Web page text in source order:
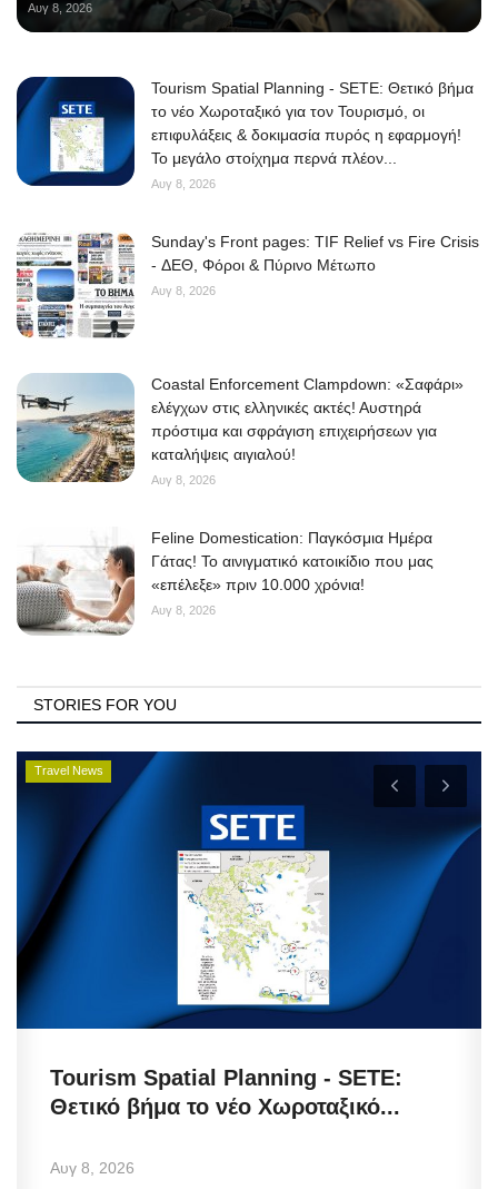
Αυγ 8, 2026
Tourism Spatial Planning - SETE: Θετικό βήμα
το νέο Χωροταξικό για τον Τουρισμό, οι
επιφυλάξεις & δοκιμασία πυρός η εφαρμογή!
Το μεγάλο στοίχημα περνά πλέον...
Αυγ 8, 2026
Sunday's Front pages: TIF Relief vs Fire Crisis
- ΔΕΘ, Φόροι & Πύρινο Μέτωπο
Αυγ 8, 2026
Coastal Enforcement Clampdown: «Σαφάρι»
ελέγχων στις ελληνικές ακτές! Αυστηρά
πρόστιμα και σφράγιση επιχειρήσεων για
καταλήψεις αιγιαλού!
Αυγ 8, 2026
Feline Domestication: Παγκόσμια Ημέρα
Γάτας! Το αινιγματικό κατοικίδιο που μας
«επέλεξε» πριν 10.000 χρόνια!
Αυγ 8, 2026
STORIES FOR YOU
Travel News
Tourism Spatial Planning - SETE:
Θετικό βήμα το νέο Χωροταξικό...
Αυγ 8, 2026